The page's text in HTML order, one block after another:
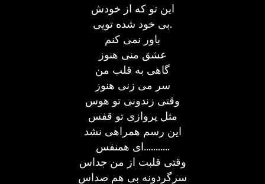
این تو که از خودش
بی خود شده تویی.
باور نمی کنم
عشق منی هنوز
گاهی به قلب من
سر می زنی هنوز
وقتی زندونی تو هوس
مثل پروازی تو قفس
این رسم همراهی نشد
ای همنفس...........
وقتی قلبت از من جداس
سرگردونه بی هم صداس